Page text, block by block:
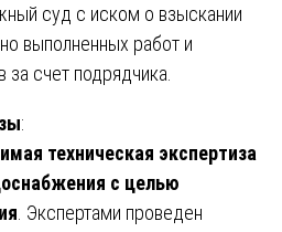
суд с иском о взыскании
выполненных работ и
за счет подрядчика.
:
техническая экспертиза
с целью
. Экспертами проведен